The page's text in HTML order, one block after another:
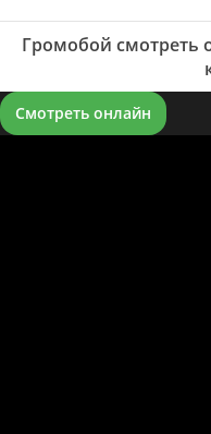
Громобой смотреть
Смотреть онлайн